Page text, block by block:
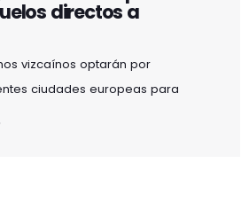
directos a
vizcaínos optarán por
ciudades europeas para
navideños, y este año el